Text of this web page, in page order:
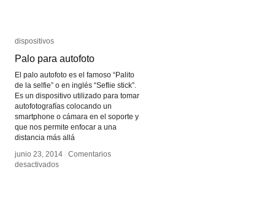
dispositivos
Palo para autofoto
El palo autofoto es el famoso “Palito
de la selfie” o en inglés “Seflie stick”.
Es un dispositivo utilizado para tomar
autofotografías colocando un
smartphone o cámara en el soporte y
que nos permite enfocar a una
distancia más allá
junio 23, 2014 / Comentarios
desactivadosen
dispositivos
Palo para autofoto
junio 23, 2014 / Comentarios
desactivadosen